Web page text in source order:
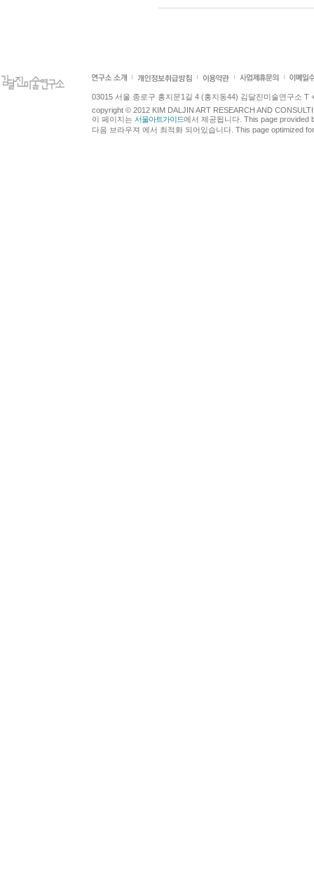
03015 서울 종로구 홍지문1길 4 (홍지동44) 김달진미술연구소 T
copyright © 2012 KIM DALJIN ART RESEARCH AND
이 페이지는 서울아트가이드에서 제공됩니다. This page provided
다음 브라우져 에서 최적화 되어있습니다. This page optimized